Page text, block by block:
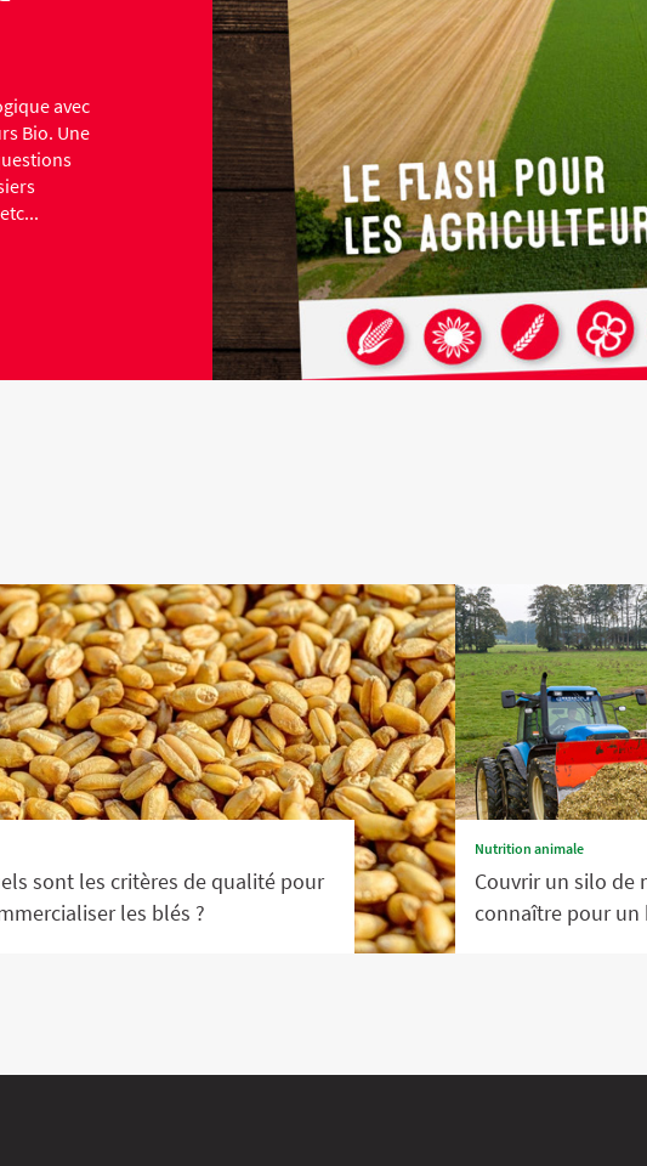
avec
Bio. Une
sont les critères de qualité pour
les blés ?
Nutrition animale
Couvrir un silo de
connaître pour un